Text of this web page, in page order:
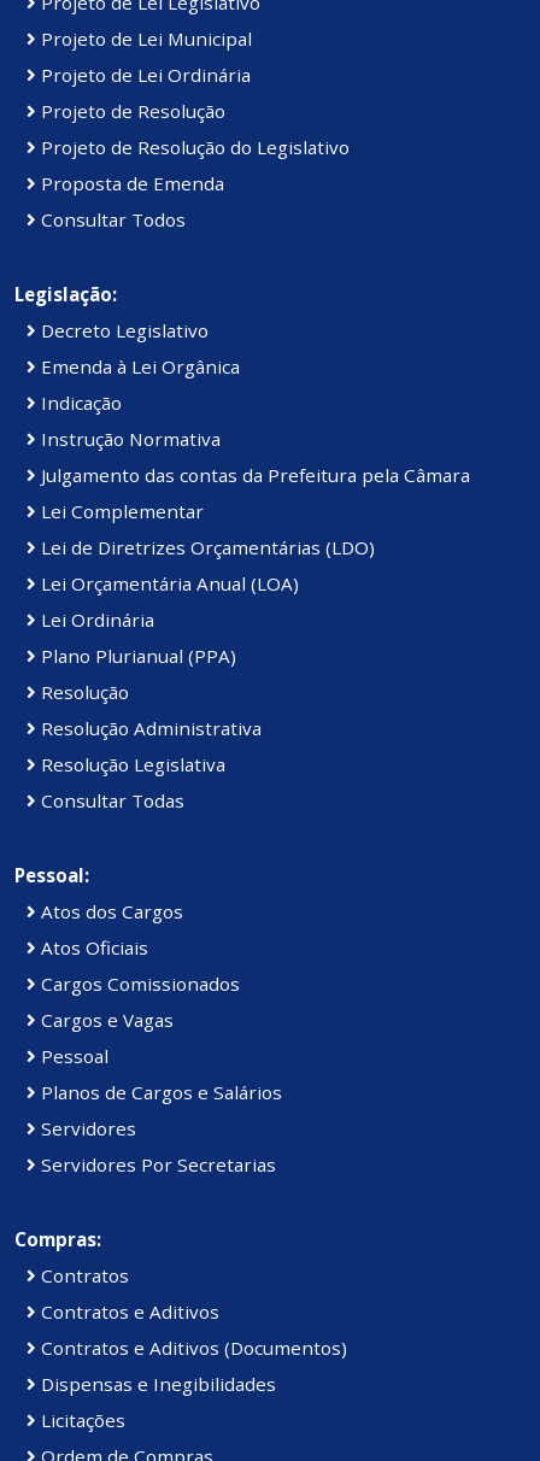
Projeto de Lei Municipal
Projeto de Lei Ordinária
Projeto de Resolução
Projeto de Resolução do Legislativo
Proposta de Emenda
Consultar Todos
Legislação:
Decreto Legislativo
Emenda à Lei Orgânica
Indicação
Instrução Normativa
Julgamento das contas da Prefeitura pela Câmara
Lei Complementar
Lei de Diretrizes Orçamentárias (LDO)
Lei Orçamentária Anual (LOA)
Lei Ordinária
Plano Plurianual (PPA)
Resolução
Resolução Administrativa
Resolução Legislativa
Consultar Todas
Pessoal:
Atos dos Cargos
Atos Oficiais
Cargos Comissionados
Cargos e Vagas
Pessoal
Planos de Cargos e Salários
Servidores
Servidores Por Secretarias
Compras:
Contratos
Contratos e Aditivos
Contratos e Aditivos (Documentos)
Dispensas e Inegibilidades
Licitações
Ordem de Compras